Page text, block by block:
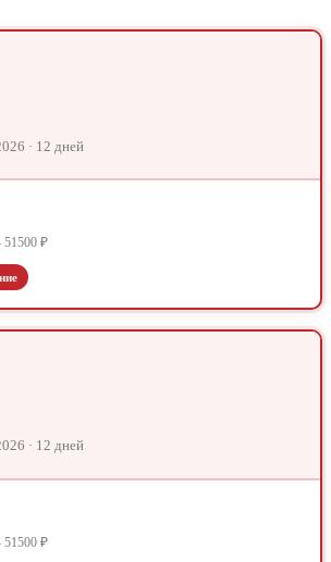
· 12 дней
51500 ₽
· 12 дней
51500 ₽